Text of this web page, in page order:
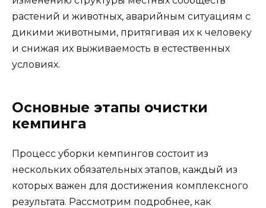
растений и животных, аварийным ситуациям с
дикими животными, притягивая их к человеку
и снижая их выживаемость в естественных
условиях.
Основные этапы очистки
кемпинга
Процесс уборки кемпингов состоит из
нескольких обязательных этапов, каждый из
которых важен для достижения комплексного
результата. Рассмотрим подробнее, как